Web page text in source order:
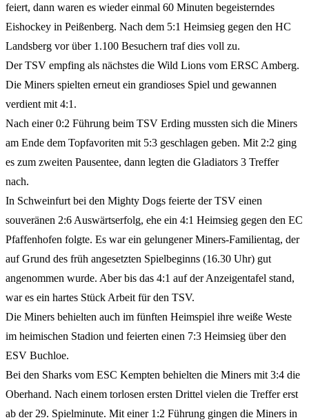
feiert, dann waren es wieder einmal 60 Minuten begeisterndes
Eishockey in Peißenberg. Nach dem 5:1 Heimsieg gegen den HC
Landsberg vor über 1.100 Besuchern traf dies voll zu.
Der TSV empfing als nächstes die Wild Lions vom ERSC Amberg.
Die Miners spielten erneut ein grandioses Spiel und gewannen
verdient mit 4:1.
Nach einer 0:2 Führung beim TSV Erding mussten sich die Miners
am Ende dem Topfavoriten mit 5:3 geschlagen geben. Mit 2:2 ging
es zum zweiten Pausentee, dann legten die Gladiators 3 Treffer
nach.
In Schweinfurt bei den Mighty Dogs feierte der TSV einen
souveränen 2:6 Auswärtserfolg, ehe ein 4:1 Heimsieg gegen den EC
Pfaffenhofen folgte. Es war ein gelungener Miners-Familientag, der
auf Grund des früh angesetzten Spielbeginns (16.30 Uhr) gut
angenommen wurde. Aber bis das 4:1 auf der Anzeigentafel stand,
war es ein hartes Stück Arbeit für den TSV.
Die Miners behielten auch im fünften Heimspiel ihre weiße Weste
im heimischen Stadion und feierten einen 7:3 Heimsieg über den
ESV Buchloe.
Bei den Sharks vom ESC Kempten behielten die Miners mit 3:4 die
Oberhand. Nach einem torlosen ersten Drittel vielen die Treffer erst
ab der 29. Spielminute. Mit einer 1:2 Führung gingen die Miners in